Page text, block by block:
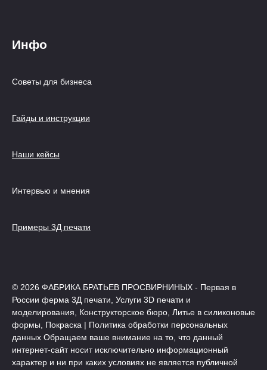
Инфо
Советы для бизнеса
Гайды и инструкции
Наши кейсы
Интервью и мнения
Примеры 3Д печати
© 2026 ФАБРИКА БРАТЬЕВ ПРОСВИРНИНЫХ - Первая в
России ферма 3Д печати, Услуги 3D печати и
моделирования, Конструкторское бюро, Литье в силиконовые
формы, Покраска | Политика обработки персональных
данных Обращаем ваше внимание на то, что данный
интернет-сайт носит исключительно информационный
характер и ни при каких условиях не является публичной